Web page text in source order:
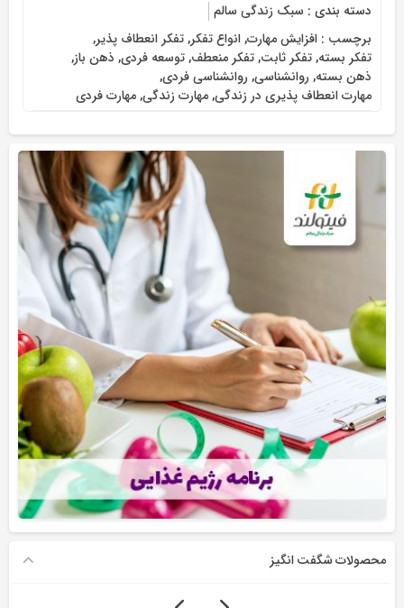
دسته بندی : سبک زندگی سالم
برچسب : افزایش مهارت,انواع تفکر,تفکر انعطاف پذیر,
تفکر بسته,تفکر ثابت,تفکر منعطف,توسعه فردی, ذهن باز,
ذهن بسته, روانشناسی, روانشناسی فردی,
مهارت انعطاف پذیری در زندگی,مهارت زندگی,مهارت فردی
محصولات شگفت انگیز